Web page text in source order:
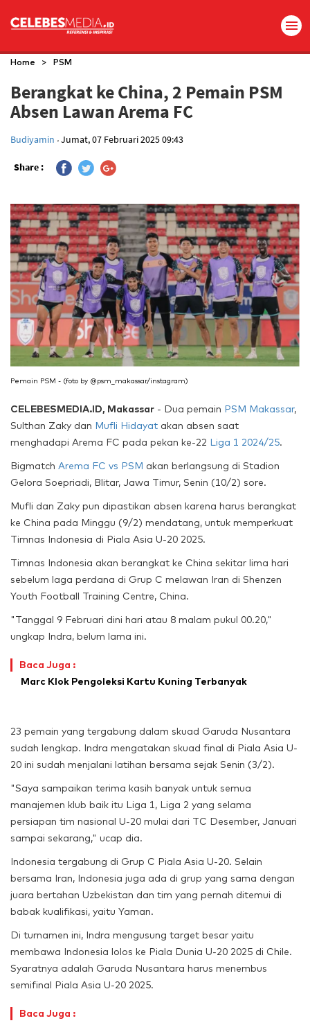
Home > PSM
Berangkat ke China, 2 Pemain PSM
Absen Lawan Arema FC
Budiyamin .Jumat, 07 Februari 2025 09:43
Share :
Pemain PSM - (foto by @psm_makassar/instagram)
CELEBESMEDIA.ID, Makassar - Dua pemain PSM Makassar,
Sulthan Zaky dan Mufli Hidayat akan absen saat
menghadapi Arema FC pada pekan ke-22 Liga 1 2024/25.
Bigmatch Arema FC vs PSM akan berlangsung di Stadion
Gelora Soepriadi, Blitar, Jawa Timur, Senin (10/2) sore.
Mufli dan Zaky pun dipastikan absen karena harus berangkat
ke China pada Minggu (9/2) mendatang, untuk memperkuat
Timnas Indonesia di Piala Asia U-20 2025.
Timnas Indonesia akan berangkat ke China sekitar lima hari
sebelum laga perdana di Grup C melawan Iran di Shenzen
Youth Football Training Centre, China.
"Tanggal 9 Februari dini hari atau 8 malam pukul 00.20,"
ungkap Indra, belum lama ini.
Baca Juga :
Marc Klok Pengoleksi Kartu Kuning Terbanyak
23 pemain yang tergabung dalam skuad Garuda Nusantara
sudah lengkap. Indra mengatakan skuad final di Piala Asia U-
20 ini sudah menjalani latihan bersama sejak Senin (3/2).
"Saya sampaikan terima kasih banyak untuk semua
manajemen klub baik itu Liga 1, Liga 2 yang selama
persiapan tim nasional U-20 mulai dari TC Desember, Januari
sampai sekarang," ucap dia.
Indonesia tergabung di Grup C Piala Asia U-20. Selain
bersama Iran, Indonesia juga ada di grup yang sama dengan
juara bertahan Uzbekistan dan tim yang pernah ditemui di
babak kualifikasi, yaitu Yaman.
Di turnamen ini, Indra mengusung target besar yaitu
membawa Indonesia lolos ke Piala Dunia U-20 2025 di Chile.
Syaratnya adalah Garuda Nusantara harus menembus
semifinal Piala Asia U-20 2025.
Baca Juga :